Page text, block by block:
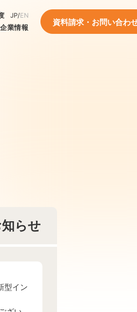
企業情報
JP/EN
資料請求・お問い合わ
らせ
型イン